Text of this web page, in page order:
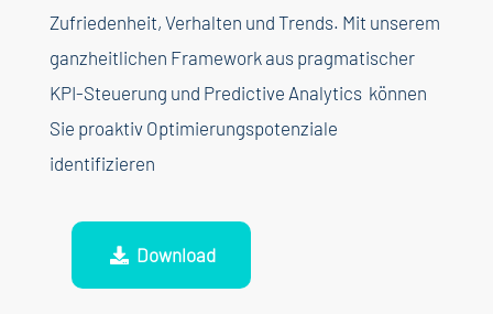
Zufriedenheit, Verhalten und Trends. Mit unserem
ganzheitlichen Framework aus pragmatischer
KPI-Steuerung und Predictive Analytics können
Sie proaktiv Optimierungspotenziale
identifizieren
Download